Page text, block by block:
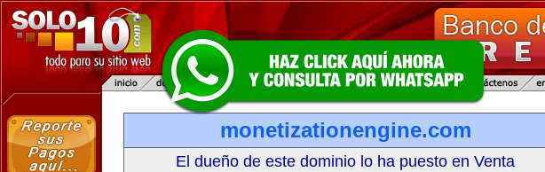
monetizationengine.com
El dueño de este dominio lo ha puesto en Venta